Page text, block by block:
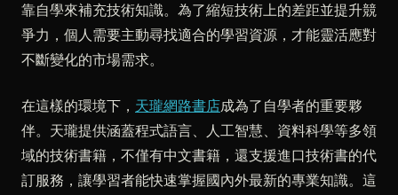
靠自學來補充技術知識。為了縮短技術上的差距並提升競
爭力，個人需要主動尋找適合的學習資源，才能靈活應對
不斷變化的市場需求。
在這樣的環境下， 天瓏網路書店成為了自學者的重要夥
伴。天瓏提供涵蓋程式語言、人工智慧、資料科學等多領
域的技術書籍，不僅有中文書籍，還支援進口技術書的代
訂服務，讓學習者能快速掌握國內外最新的專業知識。這